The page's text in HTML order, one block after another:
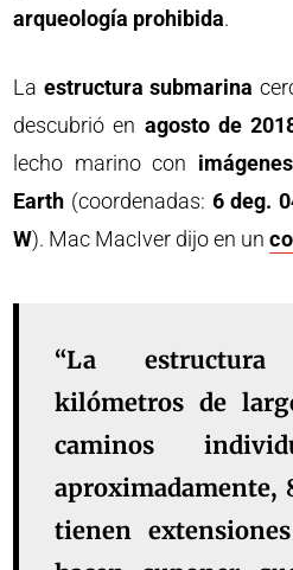
arqueología prohibida.
La estructura submarina
descubrió en agosto de
lecho marino con
Earth (coordenadas: 6 deg.
W). Mac MacIver dijo en un
“La
kilómetros de
caminos
aproximadamente,
tienen